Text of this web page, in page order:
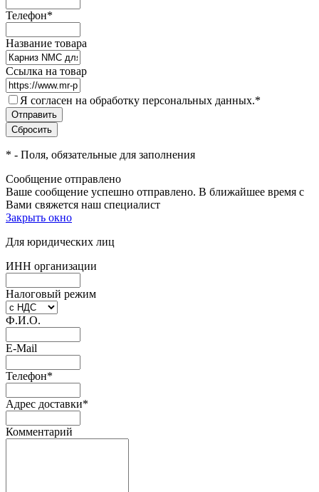
Телефон*
Название товара
Ссылка на товар
Я согласен на обработку персональных данных.*
* - Поля, обязательные для заполнения
Сообщение отправлено
Ваше сообщение успешно отправлено. В ближайшее время с
Вами свяжется наш специалист
Закрыть окно
Для юридических лиц
ИНН организации
Налоговый режим
Ф.И.О.
E-Mail
Телефон*
Адрес доставки*
Комментарий